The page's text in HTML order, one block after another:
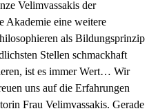
Velimvassakis der
Akademie eine weitere
als Bildungsprinzip
Stellen schmackhaft
ist es immer Wert… Wir
uns auf die Erfahrungen
Frau Velimvassakis. Gerade